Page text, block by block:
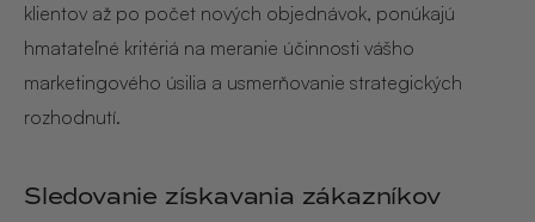
klientov až po počet nových objednávok, ponúkajú
hmatateľné kritériá na meranie účinnosti vášho
marketingového úsilia a usmerňovanie strategických
rozhodnutí.
Sledovanie získavania zákazníkov